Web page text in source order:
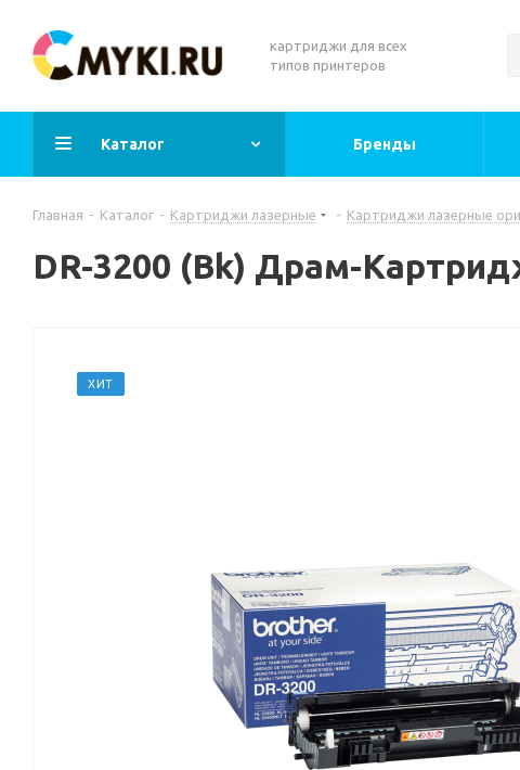
картриджи для всех
типов принтеров
Каталог Бренды
Главная - Каталог - Картриджи лазерные - Картриджи лазерные
DR-3200 (Bk) Драм-
ХИТ